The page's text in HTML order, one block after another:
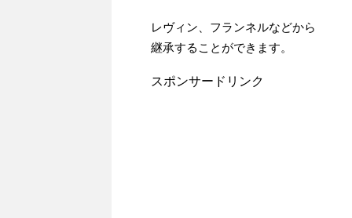
レヴィン、フランネルなどから
継承することができます。
スポンサードリンク